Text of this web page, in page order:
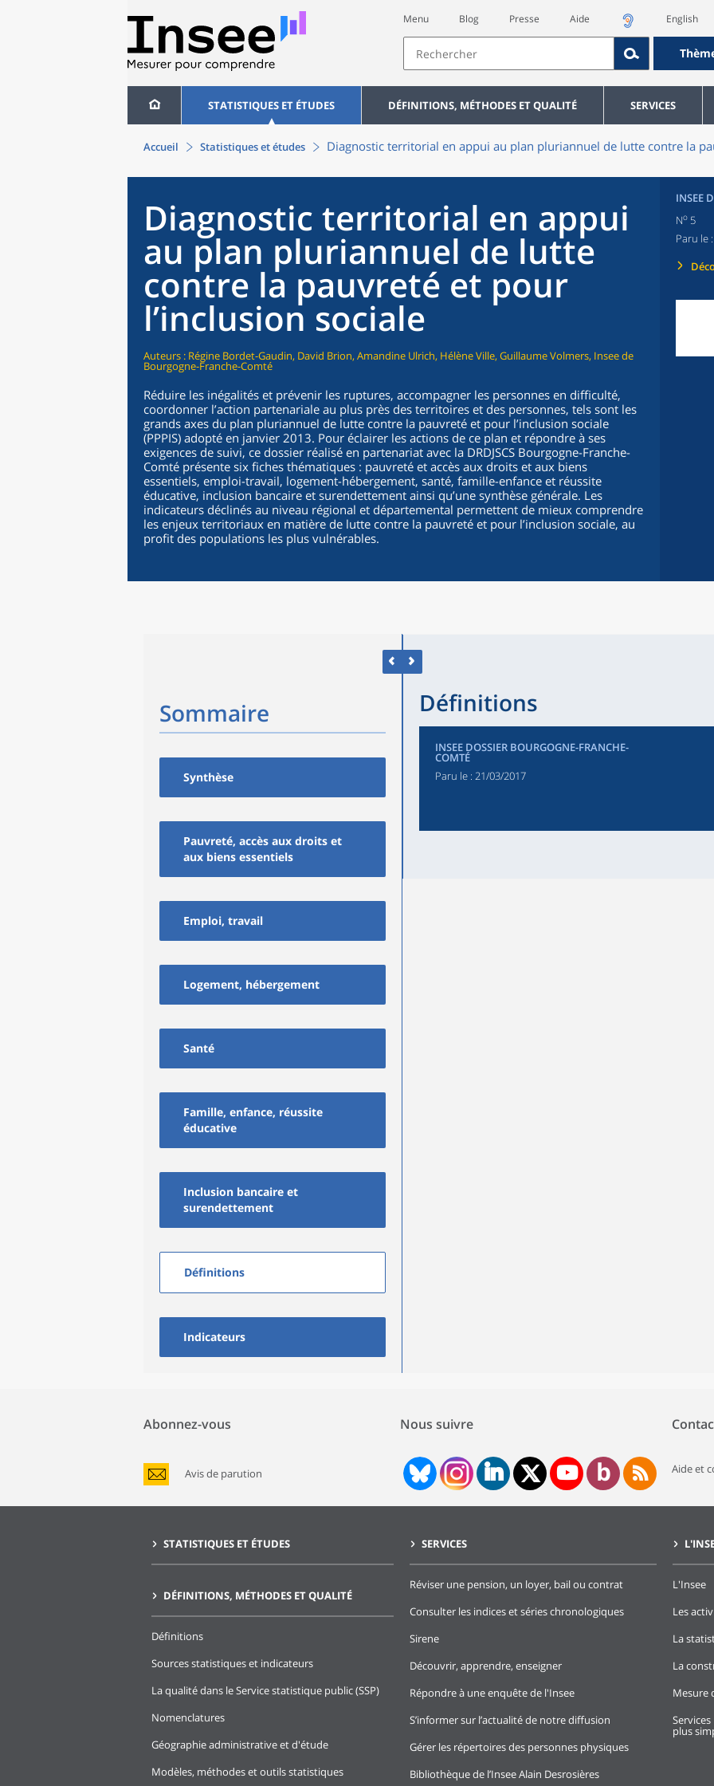
Menu Blog Presse Aide English
STATISTIQUES ET ÉTUDES DÉFINITIONS, MÉTHODES ET QUALITÉ SERVICES
Accueil Statistiques et études Diagnostic territorial en appui au plan pluriannuel de lutte contre la
Diagnostic territorial en appui
au plan pluriannuel de lutte
contre la pauvreté et pour
l’inclusion sociale
Auteurs : Régine Bordet-Gaudin, David Brion, Amandine Ulrich, Hélène Ville, Guillaume Volmers, Insee de
Bourgogne-Franche-Comté
Réduire les inégalités et prévenir les ruptures, accompagner les personnes en difficulté,
coordonner l’action partenariale au plus près des territoires et des personnes, tels sont les
grands axes du plan pluriannuel de lutte contre la pauvreté et pour l’inclusion sociale
(PPPIS) adopté en janvier 2013. Pour éclairer les actions de ce plan et répondre à ses
exigences de suivi, ce dossier réalisé en partenariat avec la DRDJSCS Bourgogne-Franche-
Comté présente six fiches thématiques : pauvreté et accès aux droits et aux biens
essentiels, emploi-travail, logement-hébergement, santé, famille-enfance et réussite
éducative, inclusion bancaire et surendettement ainsi qu’une synthèse générale. Les
indicateurs déclinés au niveau régional et départemental permettent de mieux comprendre
les enjeux territoriaux en matière de lutte contre la pauvreté et pour l’inclusion sociale, au
profit des populations les plus vulnérables.
INSEE
No 5
Paru le
Sommaire
Synthèse
Pauvreté, accès aux droits et
aux biens essentiels
Emploi, travail
Logement, hébergement
Santé
Famille, enfance, réussite
éducative
Inclusion bancaire et
surendettement
Définitions
Indicateurs
Définitions
INSEE DOSSIER BOURGOGNE-FRANCHE-
COMTÉ
Paru le : 21/03/2017
Abonnez-vous
Avis de parution
Nous suivre
Aide et
STATISTIQUES ET ÉTUDES
DÉFINITIONS, MÉTHODES ET QUALITÉ
Définitions
Sources statistiques et indicateurs
La qualité dans le Service statistique public (SSP)
Nomenclatures
Géographie administrative et d'étude
Modèles, méthodes et outils statistiques
SERVICES
Réviser une pension, un loyer, bail ou contrat
Consulter les indices et séries chronologiques
Sirene
Découvrir, apprendre, enseigner
Répondre à une enquête de l'Insee
S’informer sur l’actualité de notre diffusion
Gérer les répertoires des personnes physiques
Bibliothèque de l’Insee Alain Desrosières
L'Insee
Les
La
La
Mesure
plus